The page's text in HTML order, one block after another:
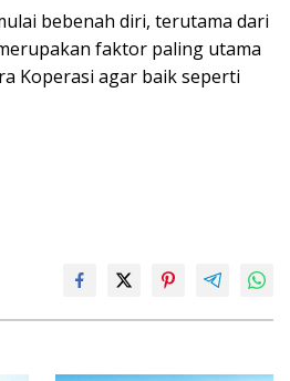
bebenah diri, terutama dari
faktor paling utama
Koperasi agar baik seperti